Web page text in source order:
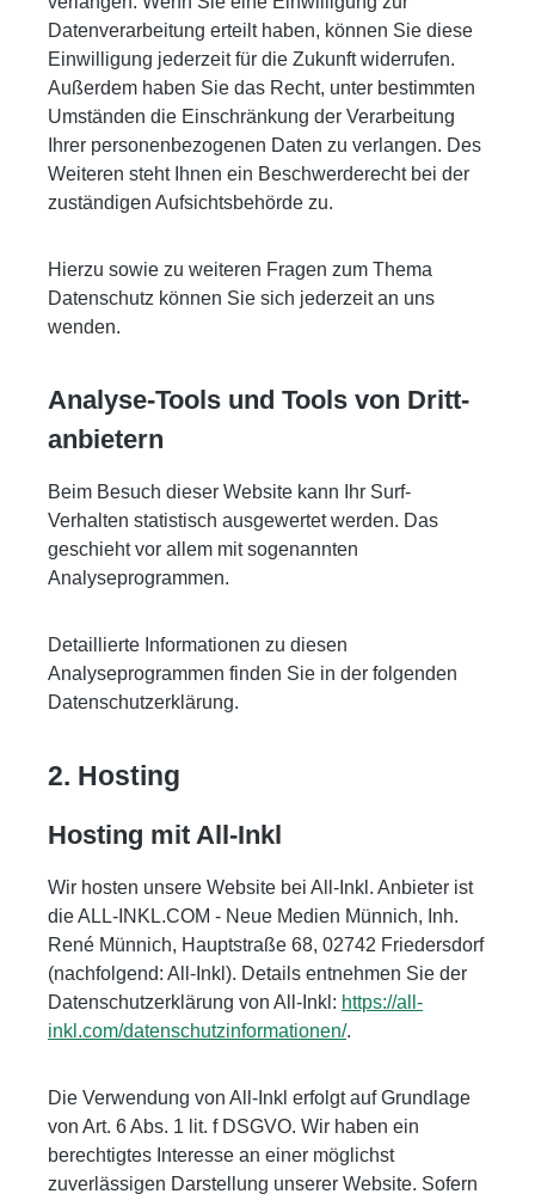
Datenverarbeitung erteilt haben, können Sie diese
Einwilligung jederzeit für die Zukunft widerrufen.
Außerdem haben Sie das Recht, unter bestimmten
Umständen die Einschränkung der Verarbeitung
Ihrer personenbezogenen Daten zu verlangen. Des
Weiteren steht Ihnen ein Beschwerderecht bei der
zuständigen Aufsichtsbehörde zu.
Hierzu sowie zu weiteren Fragen zum Thema
Datenschutz können Sie sich jederzeit an uns
wenden.
Analyse-Tools und Tools von Dritt­
anbietern
Beim Besuch dieser Website kann Ihr Surf-
Verhalten statistisch ausgewertet werden. Das
geschieht vor allem mit sogenannten
Analyseprogrammen.
Detaillierte Informationen zu diesen
Analyseprogrammen finden Sie in der folgenden
Datenschutzerklärung.
2. Hosting
Hosting mit All-Inkl
Wir hosten unsere Website bei All-Inkl. Anbieter ist
die ALL-INKL.COM - Neue Medien Münnich, Inh.
René Münnich, Hauptstraße 68, 02742 Friedersdorf
(nachfolgend: All-Inkl). Details entnehmen Sie der
Datenschutzerklärung von All-Inkl: https://all-
inkl.com/datenschutzinformationen/.
Die Verwendung von All-Inkl erfolgt auf Grundlage
von Art. 6 Abs. 1 lit. f DSGVO. Wir haben ein
berechtigtes Interesse an einer möglichst
zuverlässigen Darstellung unserer Website. Sofern